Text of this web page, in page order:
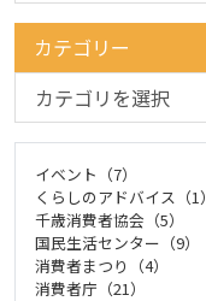
カテゴリー
イベント（7）
くらしのアドバイス（1）
千歳消費者協会（5）
国民生活センター（9）
消費者まつり（4）
消費者庁（21）